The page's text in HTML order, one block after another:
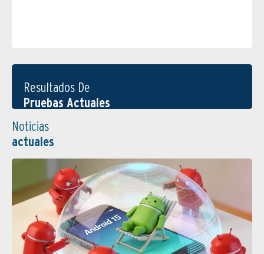
Resultados De
Pruebas Actuales
Noticias
actuales